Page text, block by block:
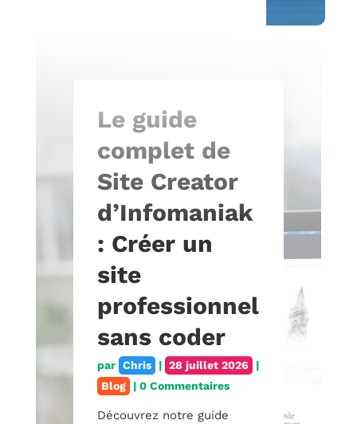
Le guide
complet de
Site Creator
d’Infomaniak
: Créer un
site
professionnel
sans coder
par Chris | 28 juillet 2026
|
Blog
| 0 Commentaires
Découvrez notre guide